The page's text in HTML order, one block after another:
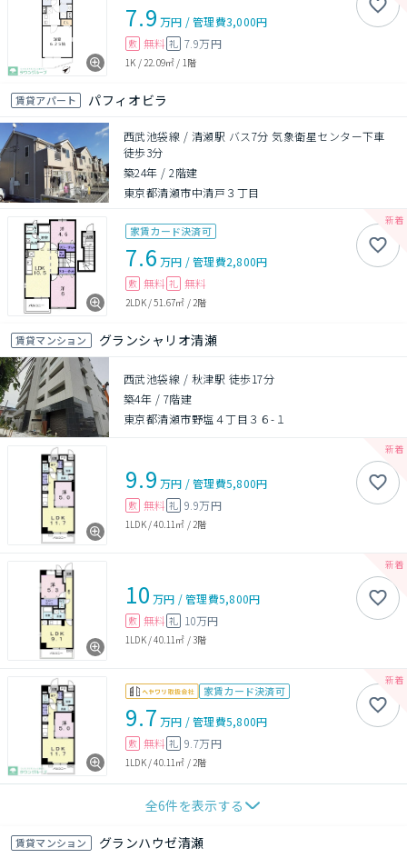
7.9 万円 /管理費3,000円
敷 無料 礼 7.9万円
1K /22.09㎡ / 1階
賃貸アパート パフィオビラ
西武池袋線 / 清瀬駅 バス7分 気象衛星センター下車
徒歩3分
築24年 /2階建
東京都清瀬市中清戸３丁目
家賃カード決済可
7.6 万円 /管理費2,800円
敷 無料 礼 無料
2LDK/51.67㎡ /2階
賃貸マンション グランシャリオ清瀬
西武池袋線 / 秋津駅 徒歩17分
築4年 / 7階建
東京都清瀬市野塩４丁目３６-１
9.9 万円 /管理費5,800円
敷 無料 礼 9.9万円
1LDK/40.11㎡ / 2階
10 万円 /管理費5,800円
敷 無料 礼 10万円
1LDK/40.11㎡ /3階
家賃カード決済可
9.7 万円 /管理費5,800円
敷 無料 礼 9.7万円
1LDK/40.11㎡ /2階
全6件を表示する
賃貸マンション グランハウゼ清瀬